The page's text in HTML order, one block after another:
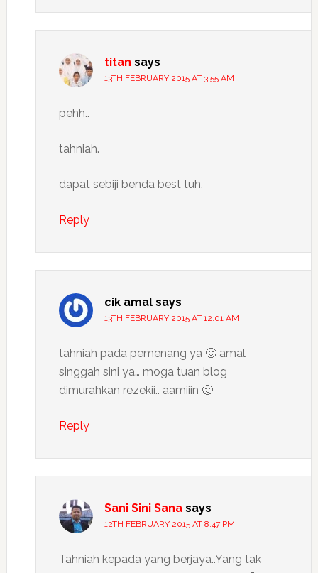
titan says
13TH FEBRUARY 2015 AT 3:55 AM
pehh..
tahniah.
dapat sebiji benda best tuh.
Reply
cik amal says
13TH FEBRUARY 2015 AT 12:01 AM
tahniah pada pemenang ya 🙂 amal
singgah sini ya… moga tuan blog
dimurahkan rezekii.. aamiiin 🙂
Reply
Sani Sini Sana says
12TH FEBRUARY 2015 AT 8:47 PM
Tahniah kepada yang berjaya..Yang tak